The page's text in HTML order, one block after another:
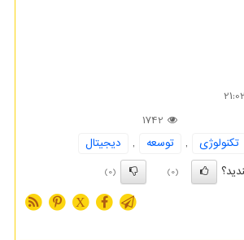
1742
تكنولوژی , توسعه ,
دیجیتال
(0)
(0)
X